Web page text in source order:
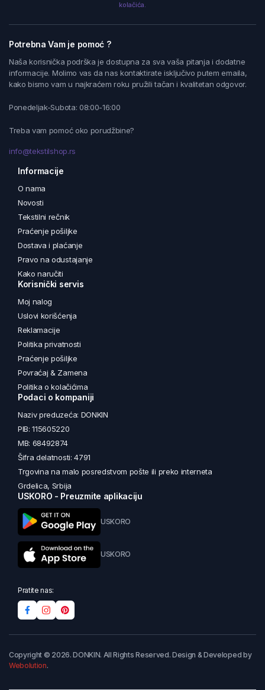
kolačića.
Potrebna Vam je pomoć ?
Naša korisnička podrška je dostupna za sva vaša pitanja i dodatne
informacije. Molimo vas da nas kontaktirate isključivo putem emaila,
kako bismo vam u najkraćem roku pružili tačan i kvalitetan odgovor.
Ponedeljak-Subota: 08:00-16:00
Treba vam pomoć oko porudžbine?
info@tekstilshop.rs
Informacije
O nama
Novosti
Tekstilni rečnik
Praćenje pošiljke
Dostava i plaćanje
Pravo na odustajanje
Kako naručiti
Korisnički servis
Moj nalog
Uslovi korišćenja
Reklamacije
Politika privatnosti
Praćenje pošiljke
Povraćaj & Zamena
Politika o kolačićima
Podaci o kompaniji
Naziv preduzeća: DONKIN
PIB: 115605220
MB: 68492874
Šifra delatnosti: 4791
Trgovina na malo posredstvom pošte ili preko interneta
Grdelica, Srbija
USKORO - Preuzmite aplikaciju
USKORO
USKORO
Pratite nas:
Copyright © 2026. DONKIN. All Rights Reserved. Design & Developed by
Webolution.